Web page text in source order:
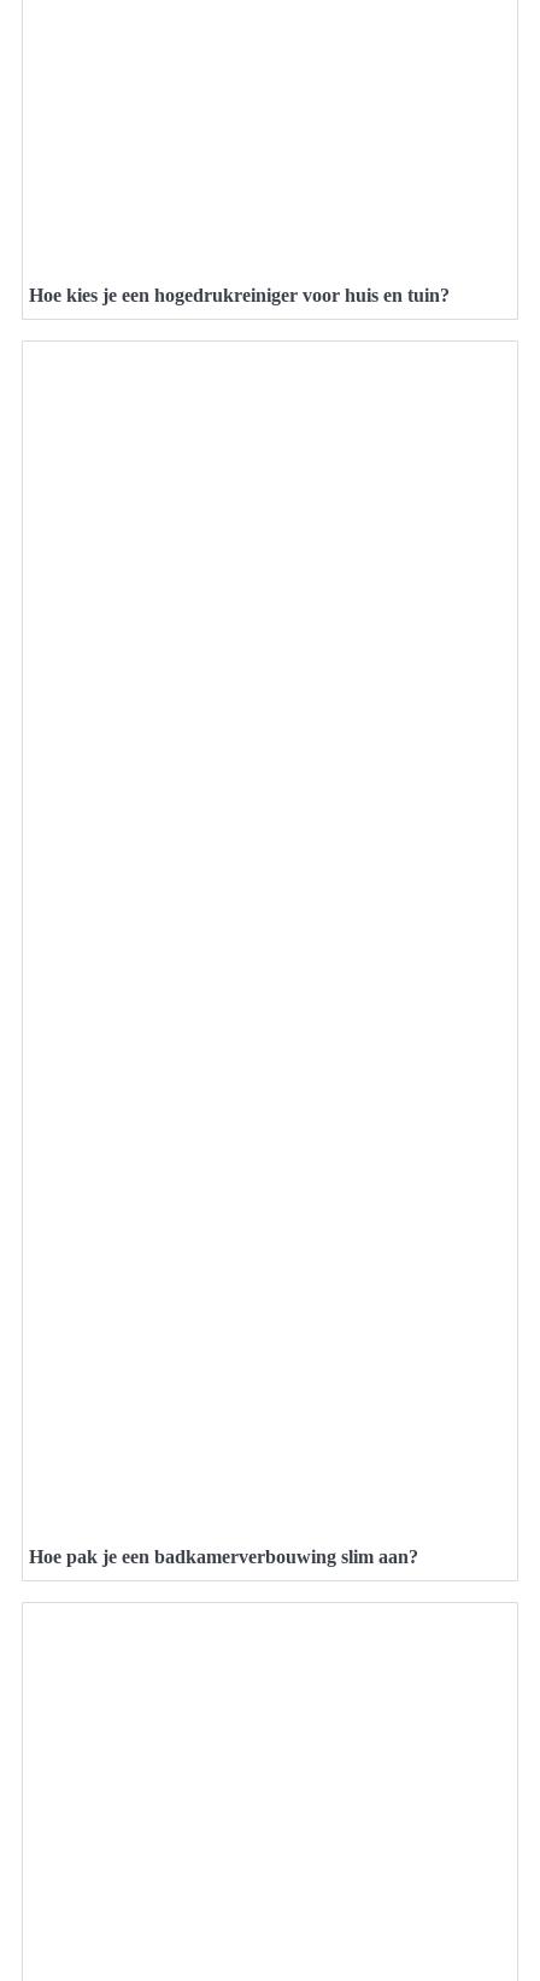
Hoe kies je een hogedrukreiniger voor huis en tuin?
Hoe pak je een badkamerverbouwing slim aan?